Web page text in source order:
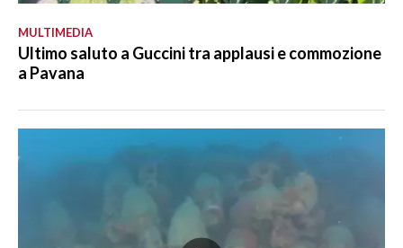
MULTIMEDIA
Ultimo saluto a Guccini tra applausi e commozione
a Pavana